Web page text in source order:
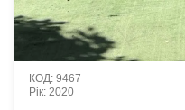
2020
9467